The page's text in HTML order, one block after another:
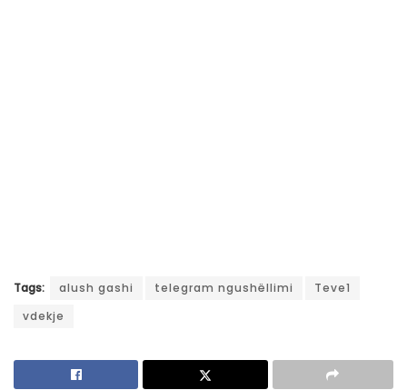
Tags: alush gashi telegram ngushëllimi
Teve1
vdekje